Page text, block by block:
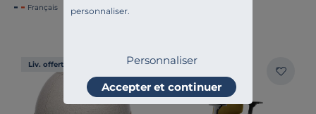
personnaliser.
Personnaliser
Accepter et continuer
Français
Liv. offerte Liv. offerte